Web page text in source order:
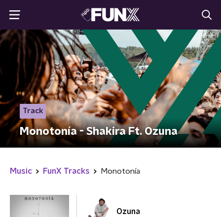
Track
Monotonía - Shakira Ft. Ozuna
Music FunX Tracks Monotonía
Ozuna